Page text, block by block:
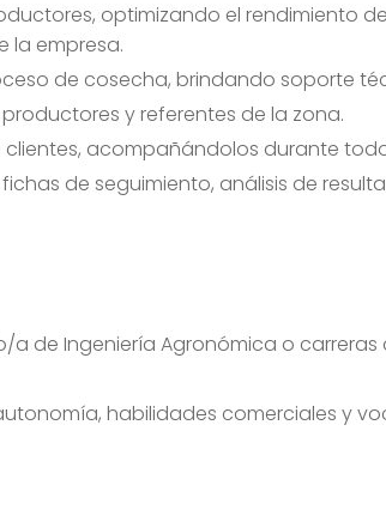
optimizando el rendimiento
la empresa.
de cosecha, brindando soporte
y referentes de la zona.
clientes, acompañándolos durante
de seguimiento, análisis de
de Ingeniería Agronómica o carreras
habilidades comerciales y